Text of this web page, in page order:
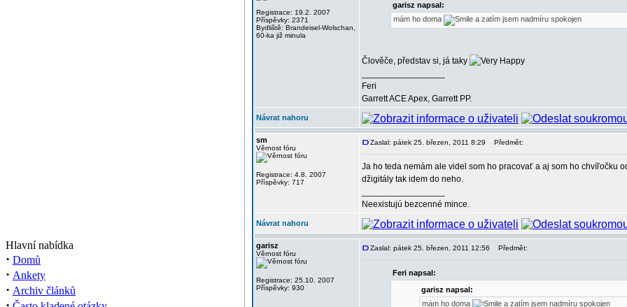
Hlavní nabídka
· Domů
· Ankety
· Archiv článků
Registrace: 19.2. 2007
Příspěvky: 2371
Bydliště: Brandeisel-Wolschan,
60-ka již minula
garisz napsal:
mám ho doma
a zatím jsem nadmíru spokojen
Člověče, představ si, já taky
Feri
Garrett ACE Apex, Garrett PP.
Návrat nahoru
sm
Věrnost fóru
Registrace: 4.8. 2007
Příspěvky: 717
Zaslal: pátek 25. březen, 2011 8:29 Předmět:
Ja ho teda nemám ale videl som ho pracovať a aj som ho chvíľočku
džigitály tak idem do neho.
Neexistujú bezcenné mince.
Návrat nahoru
garisz
Věrnost fóru
Registrace: 25.10. 2007
Příspěvky: 930
Zaslal: pátek 25. březen, 2011 12:56 Předmět:
Feri napsal:
garisz napsal:
mám ho doma
a zatím jsem nadmíru spokojen